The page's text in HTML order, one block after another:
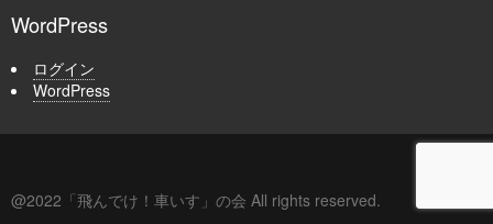
WordPress
ログイン
WordPress
@2022「飛んでけ！車いす」の会 All rights reserved.